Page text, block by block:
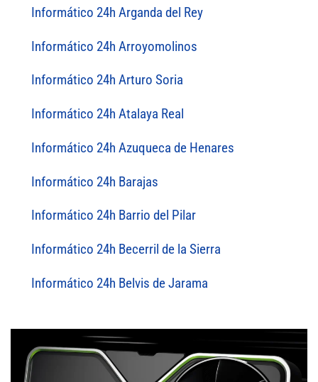
Informático 24h Arganda del Rey
Informático 24h Arroyomolinos
Informático 24h Arturo Soria
Informático 24h Atalaya Real
Informático 24h Azuqueca de Henares
Informático 24h Barajas
Informático 24h Barrio del Pilar
Informático 24h Becerril de la Sierra
Informático 24h Belvis de Jarama